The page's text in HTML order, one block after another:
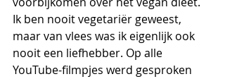
Ik ben nooit vegetariër geweest,
maar van vlees was ik eigenlijk ook
nooit een liefhebber. Op alle
YouTube-filmpjes werd gesproken